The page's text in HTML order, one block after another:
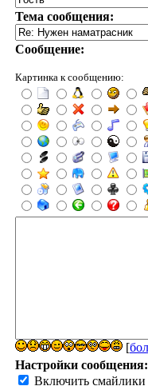
Тема сообщения:
Сообщение:
Картинка к сообщению:
[
Настройки сообщения:
Включить смайлики